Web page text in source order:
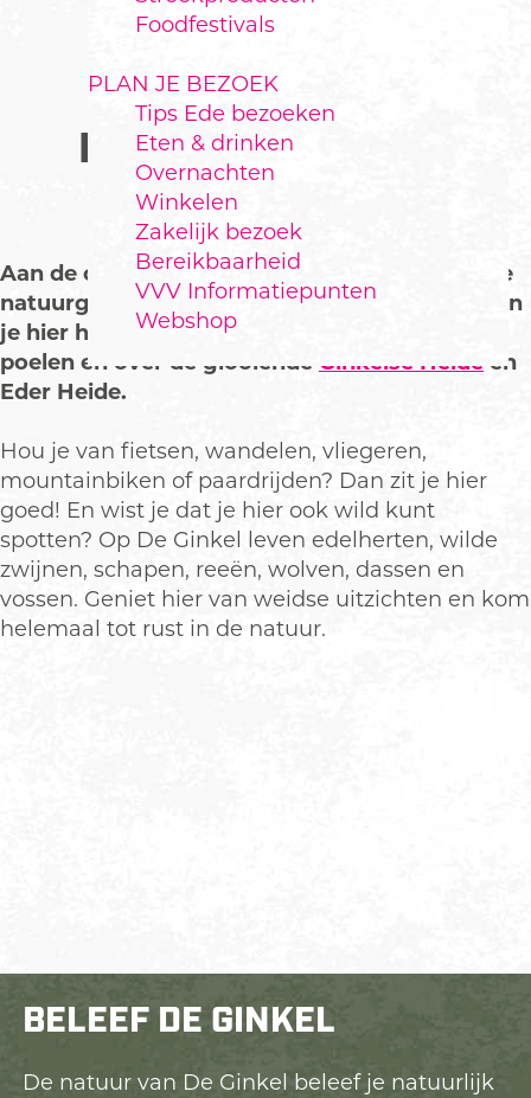
Foodfestivals
PLAN JE BEZOEK
Tips Ede bezoeken
Eten & drinken
Overnachten
Winkelen
Zakelijk bezoek
Bereikbaarheid
VVV Informatiepunten
Webshop
NATUURGEBIED DE
GINKEL
Aan de oostkant van Ede vind je het prachtige
natuurgebied De Ginkel. Het hele jaar door kun
je hier heerlijk op pad door bossen, langs
poelen en over de glooiende Ginkelse Heide en
Eder Heide.
Hou je van fietsen, wandelen, vliegeren,
mountainbiken of paardrijden? Dan zit je hier
goed! En wist je dat je hier ook wild kunt
spotten? Op De Ginkel leven edelherten, wilde
zwijnen, schapen, reeën, wolven, dassen en
vossen. Geniet hier van weidse uitzichten en kom
helemaal tot rust in de natuur.
BELEEF DE GINKEL
De natuur van De Ginkel beleef je natuurlijk